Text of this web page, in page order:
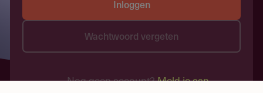
Inloggen
Wachtwoord vergeten
Nog geen account?Meld je aan